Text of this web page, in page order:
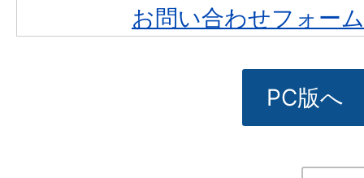
お問い合わせフォーム
PC版へ